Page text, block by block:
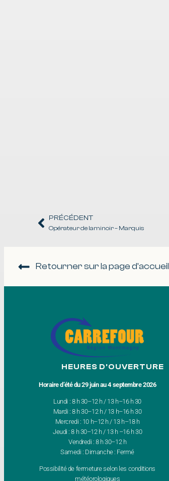
PRÉCÉDENT
Opérateur de laminoir – Marquis
Retourner sur la page d'accueil
HEURES D'OUVERTURE
Horaire d’été du 29 juin au 4 septembre 2026
Lundi : 8 h 30–12 h / 13 h–16 h 30
Mardi : 8 h 30–12 h / 13 h–16 h 30
Mercredi : 10 h–12 h / 13 h–18 h
Jeudi : 8 h 30–12 h / 13 h –16 h 30
Vendredi : 8 h 30–12 h
Samedi : Dimanche : Fermé
Possibilité de fermeture selon les conditions
météorologiques